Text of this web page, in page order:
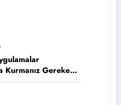
Kurmanız Gereken
(2026)